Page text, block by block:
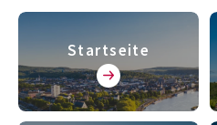
Startseite